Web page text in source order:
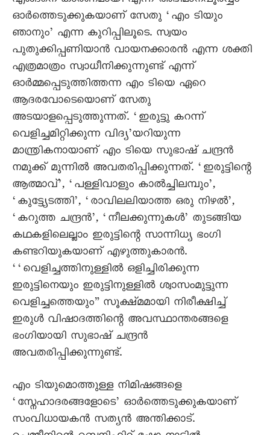
ഓർത്തെടുക്കുകയാണ് സേതു ‘എം ടിയും
ഞാനും’ എന്ന കുറിപ്പിലൂടെ. സ്വയം
പുതുക്കിപ്പണിയാൻ വായനക്കാരൻ എന്ന ശക്തി
എത്രമാത്രം സ്വാധീനിക്കുന്നുണ്ട് എന്ന്
ഓർമ്മപ്പെടുത്തിത്തന്ന എം ടിയെ ഏറെ
ആദരവോടെയൊണ് സേതു
അടയാളപ്പെടുത്തുന്നത്. ‘ഇരുട്ടു കറന്ന്
വെളിച്ചമിറ്റിക്കുന്ന വിദ്യ’യറിയുന്ന
മാന്ത്രികനായാണ് എം ടിയെ സുഭാഷ് ചന്ദ്രൻ
നമുക്ക് മുന്നിൽ അവതരിപ്പിക്കുന്നത്. ‘ഇരുട്ടിന്റെ
ആത്മാവ്’, ‘പള്ളിവാളും കാൽച്ചിലമ്പും’,
‘കുട്ട്യേടത്തി’, ‘രാവിലലിയാത്ത ഒരു നിഴൽ’,
‘കറുത്ത ചന്ദ്രൻ’, ‘നീലക്കുന്നുകൾ’ തുടങ്ങിയ
കഥകളിലെല്ലാം ഇരുട്ടിന്റെ സാന്നിധ്യ ഭംഗി
കണ്ടറിയുകയാണ് എഴുത്തുകാരൻ.
‘‘വെളിച്ചത്തിനുള്ളിൽ ഒളിച്ചിരിക്കുന്ന
ഇരുട്ടിനെയും ഇരുട്ടിനുള്ളിൽ ശ്വാസംമുട്ടുന്ന
വെളിച്ചത്തെയും” സൂക്ഷ്മമായി നിരീക്ഷിച്ച്
ഇരുൾ വിഷാദത്തിന്റെ അവസ്ഥാന്തരങ്ങളെ
ഭംഗിയായി സുഭാഷ് ചന്ദ്രൻ
അവതരിപ്പിക്കുന്നുണ്ട്.
എം ടിയുമൊത്തുള്ള നിമിഷങ്ങളെ
‘സ്നേഹാദരങ്ങളോടെ’ ഓർത്തെടുക്കുകയാണ്
സംവിധായകൻ സത്യൻ അന്തിക്കാട്.